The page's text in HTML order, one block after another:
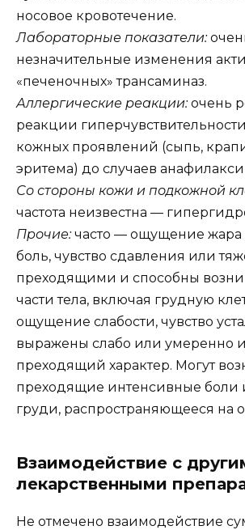
носовое кровотечение.
Лабораторные показатели:
незначительные изменения
«печеночных» трансаминаз.
Аллергические реакции:очень
реакции
кожных проявлений (сыпь,
эритема) до случаев
Со стороны кожи и подкожной
частота неизвестна —
Прочие:часто — ощущение жара
боль, чувство сдавления или
преходящими и способны
части тела, включая грудную
ощущение слабости, чувство
выражены слабо или умеренно и
преходящий характер. Могут
преходящие интенсивные боли
груди, распространяющееся на
Взаимодействие с
лекарственными
Не отмечено взаимодействие